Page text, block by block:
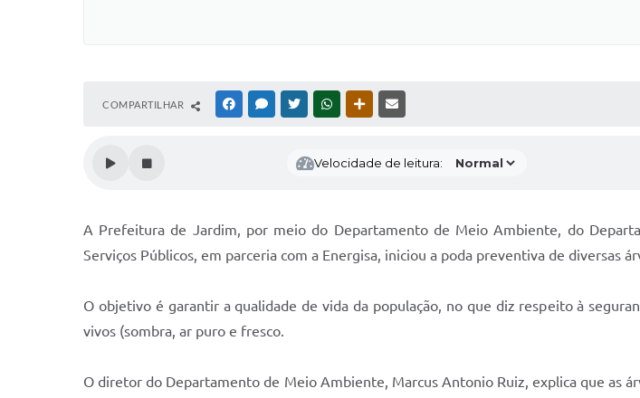
COMPARTILHAR FACEBOOKMESSENGER
TWITTERWHATSAPPOUTRAS MÍDIAS
Velocidade de leitura:
A Prefeitura de Jardim, por meio do Departamento de Meio Ambiente, do
Serviços Públicos, em parceria com a Energisa, iniciou a poda preventiva de diversas
O objetivo é garantir a qualidade de vida da população, no que diz respeito à
vivos (sombra, ar puro e fresco.
O diretor do Departamento de Meio Ambiente, Marcus Antonio Ruiz, explica que as